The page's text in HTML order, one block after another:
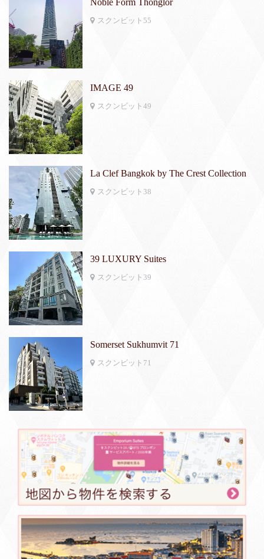
Noble Form Thonglor
スクンビット55
IMAGE 49
スクンビット49
La Clef Bangkok by The Crest Collection
スクンビット38
39 LUXURY Suites
スクンビット39
Somerset Sukhumvit 71
スクンビット71